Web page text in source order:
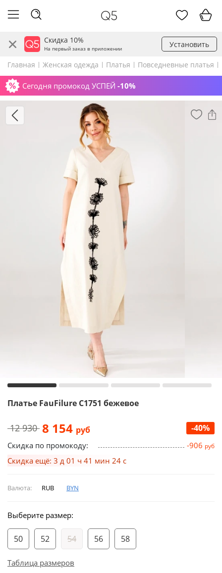
Скидка 10%
На первый заказ в приложении Установить
Главная Женская одежда Платья Повседневные платья
Сегодня промокод УСПЕЙ -10%
Платье FauFilure С1751 бежевое
12 930 8 154 руб -40%
Скидка по промокоду: -906 руб
Скидка ещё: 3 д 01 ч 41 мин 23 с
Валюта: RUB BYN
Выберите размер:
50 52 54 56 58
Таблица размеров